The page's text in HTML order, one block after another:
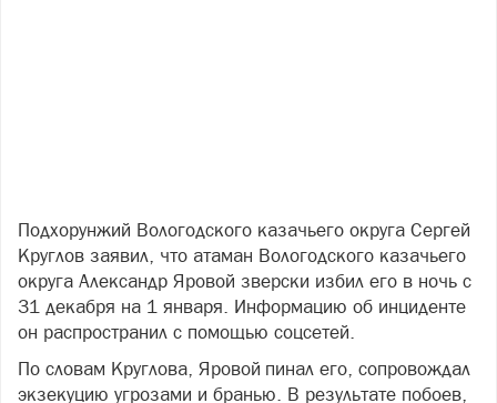
Подхорунжий Вологодского казачьего округа Сергей
Круглов заявил, что атаман Вологодского казачьего
округа Александр Яровой зверски избил его в ночь с
31 декабря на 1 января. Информацию об инциденте
он распространил с помощью соцсетей.
По словам Круглова, Яровой пинал его, сопровождал
экзекуцию угрозами и бранью. В результате побоев,